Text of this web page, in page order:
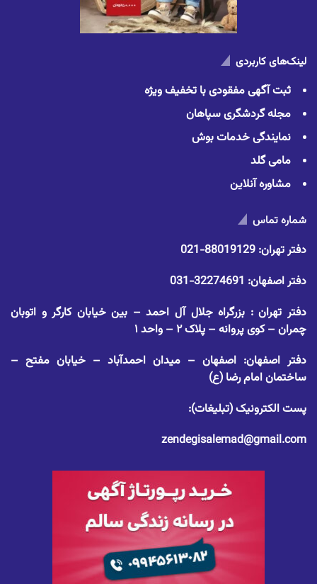
لینک‌های کاربردی
ثبت آگهی مفقودی با تخفیف ویژه
مجله گردشگری سپاهان
نمایندگی خدمات بوش
مامی گلد
مشاوره آنلاین
شماره تماس
دفتر تهران: 88019129-021
دفتر اصفهان: 32274691-031
دفتر تهران : بزرگراه جلال آل احمد – بین خیابان کارگر و اتوبان
چمران – کوی پروانه – پلاک ۲ – واحد ۱
دفتر اصفهان: اصفهان – میدان احمدآباد – خیابان مفتح –
ساختمان امام رضا (ع)
پست الکترونیک (تبلیغات):
zendegisalemad@gmail.com